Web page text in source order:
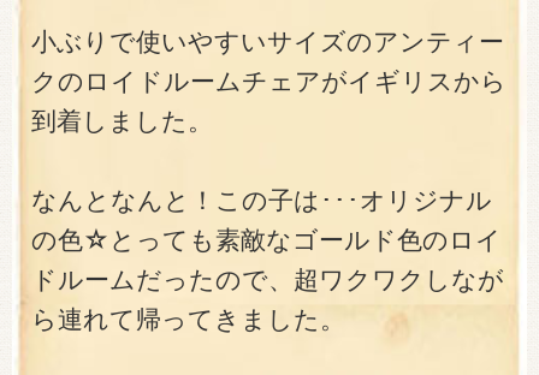
小ぶりで使いやすいサイズのアンティー
クのロイドルームチェアがイギリスから
到着しました。
なんとなんと！この子は･･･オリジナル
の色☆とっても素敵なゴールド色のロイ
ドルームだったので、超ワクワクしなが
ら連れて帰ってきました。